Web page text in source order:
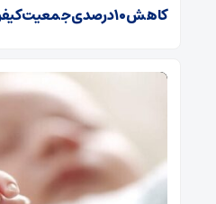
کاهش ۱۰ درصدی جمعیت کیفری زندان‌های بوشهر